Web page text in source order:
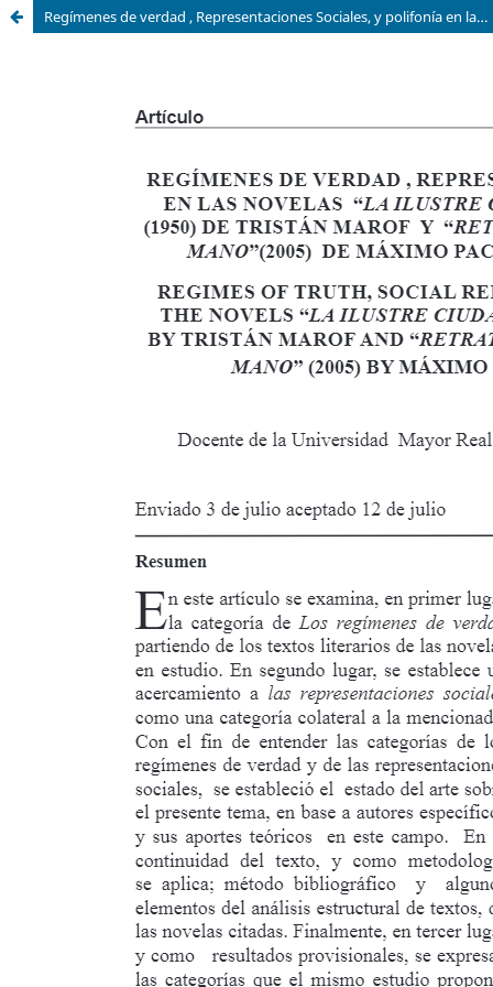
Regímenes de verdad , Representaciones Sociales, y polifonía en las novelas “La ilustre ciudad. Historia de badulaques” (1950) de Tristán Marof y “Retrato de ciudad con calavera en la mano”(2005) de Máximo Pacheco en el periodo ( 1950 – 2005).